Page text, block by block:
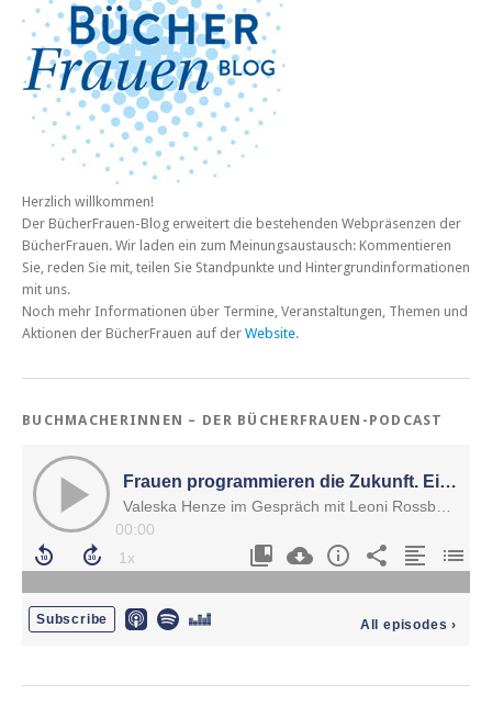
Herzlich willkommen!
Der BücherFrauen-Blog erweitert die bestehenden Webpräsenzen der
BücherFrauen. Wir laden ein zum Meinungsaustausch: Kommentieren
Sie, reden Sie mit, teilen Sie Standpunkte und Hintergrundinformationen
mit uns.
Noch mehr Informationen über Termine, Veranstaltungen, Themen und
Aktionen der BücherFrauen auf der Website.
BUCHMACHERINNEN – DER BÜCHERFRAUEN-PODCAST